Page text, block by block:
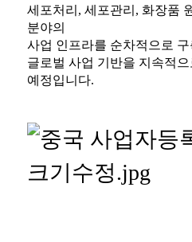
세포처리, 세포관리, 화장품
분야의
사업 인프라를 순차적으로 구
글로벌 사업 기반을 지속적
예정입니다.